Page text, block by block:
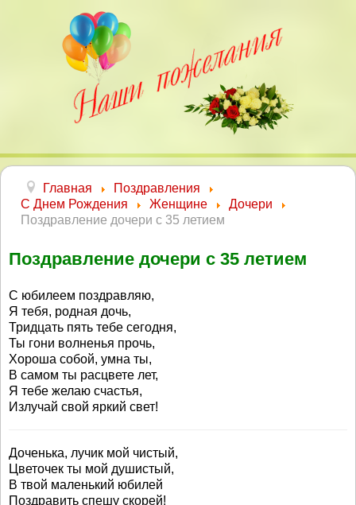
Главная
Поздравления
С Днем Рождения
Женщине
Дочери
Поздравление дочери с 35 летием
Поздравление дочери с 35 летием
С юбилеем поздравляю,
Я тебя, родная дочь,
Тридцать пять тебе сегодня,
Ты гони волненья прочь,
Хороша собой, умна ты,
В самом ты расцвете лет,
Я тебе желаю счастья,
Излучай свой яркий свет!
Доченька, лучик мой чистый,
Цветочек ты мой душистый,
В твой маленький юбилей
Поздравить спешу скорей!